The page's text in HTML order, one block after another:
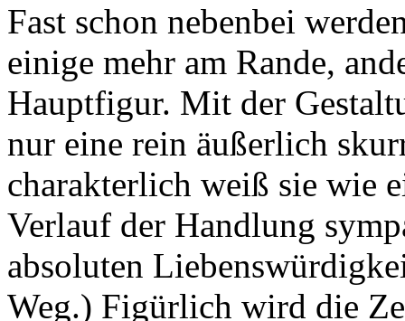
Fast schon nebenbei
einige mehr am Rande,
Hauptfigur. Mit der
nur eine rein äußerlich
charakterlich weiß sie wie
Verlauf der Handlung
absoluten
Weg.) Figürlich wird die